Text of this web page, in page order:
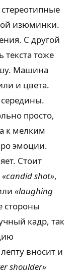
изюминки.
С другой
текста тоже
Машина
и цвета.
середины.
просто,
к мелким
эмоции.
Стоит
«candid shot»,
«laughing
стороны
кадр, так
вносит и
shoulder»